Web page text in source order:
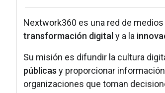
Nextwork360 es una red de
transformación digital y a la
Su misión es difundir la cultura
públicas y proporcionar
organizaciones que toman